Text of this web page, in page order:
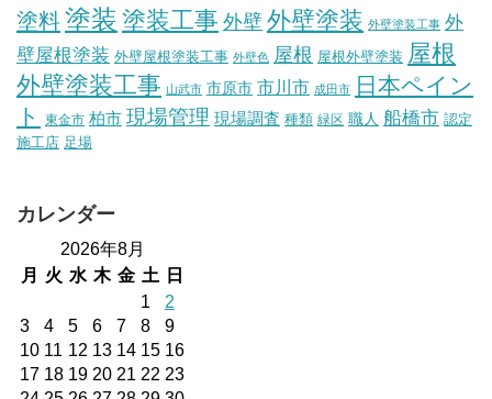
塗料塗装 塗装工事 外壁 外壁塗装 外壁塗装工事 外
壁屋根塗装 外壁屋根塗装工事 外壁色 屋根 屋根外壁塗装 屋根
外壁塗装工事 山武市 市原市 市川市 成田市
日本ペイン
ト
東金市 柏市 現場管理 現場調査 種類 緑区 職人 船橋市 認定
施工店 足場
カレンダー
2026年8月
月
火 水 木 金 土
日
1
2
3
4 5 6 7 8
9
10 11 12 13 14 15 16
17 18 19 20 21 22 23